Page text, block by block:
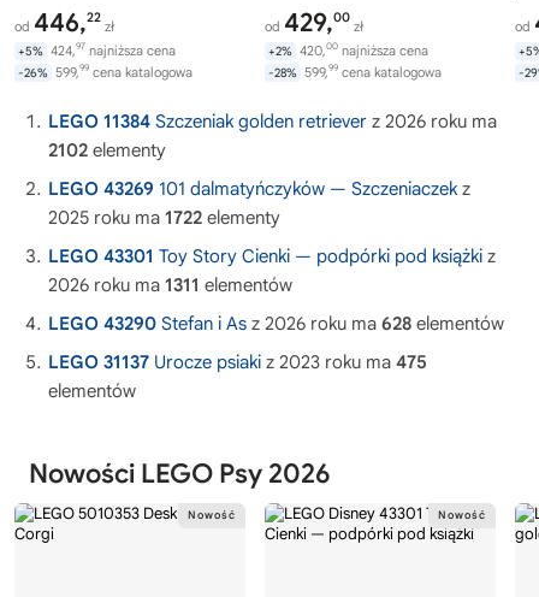
od 446,22
zł
+5% 424,97 najniższa cena
-26% 599,99 cena katalogowa
od 429,00
zł
+2% 420,00 najniższa cena
-28% 599,99 cena katalogowa
od
-
LEGO 11384 Szczeniak golden retriever z 2026 roku ma
2102 elementy
LEGO 43269 101 dalmatyńczyków — Szczeniaczek z
2025 roku ma 1722 elementy
LEGO 43301 Toy Story Cienki — podpórki pod książki z
2026 roku ma 1311 elementów
LEGO 43290 Stefan i As z 2026 roku ma 628 elementów
LEGO 31137 Urocze psiaki z 2023 roku ma 475
elementów
Nowości LEGO Psy 2026